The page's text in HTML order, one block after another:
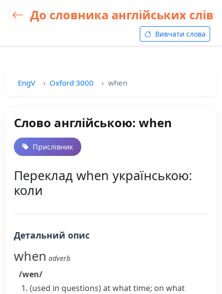
До словника англійських слів
Вивчати слова
EngV Oxford 3000 when
Слово англійською: when
Прислівник
Переклад when українською:
коли
Детальний опис
when adverb
/wen/
(used in questions)at what time; on what